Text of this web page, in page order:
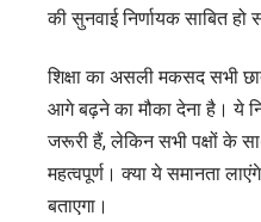
की सुनवाई निर्णायक साबित हो
शिक्षा का असली मकसद सभी
आगे बढ़ने का मौका देना है। ये
जरूरी हैं, लेकिन सभी पक्षों के
महत्वपूर्ण। क्या ये समानता
बताएगा।